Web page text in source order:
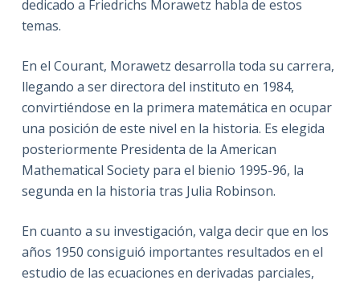
dedicado a Friedrichs Morawetz habla de estos
temas.
En el Courant, Morawetz desarrolla toda su carrera,
llegando a ser directora del instituto en 1984,
convirtiéndose en la primera matemática en ocupar
una posición de este nivel en la historia. Es elegida
posteriormente Presidenta de la American
Mathematical Society para el bienio 1995-96, la
segunda en la historia tras Julia Robinson.
En cuanto a su investigación, valga decir que en los
años 1950 consiguió importantes resultados en el
estudio de las ecuaciones en derivadas parciales,